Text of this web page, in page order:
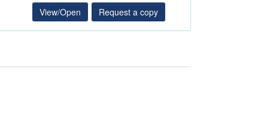
View/Open Request a copy